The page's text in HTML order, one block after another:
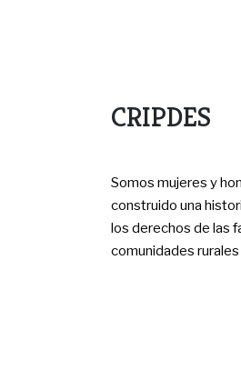
CRIPDES
Somos mujeres y
construido una
los derechos de las
comunidades rurales